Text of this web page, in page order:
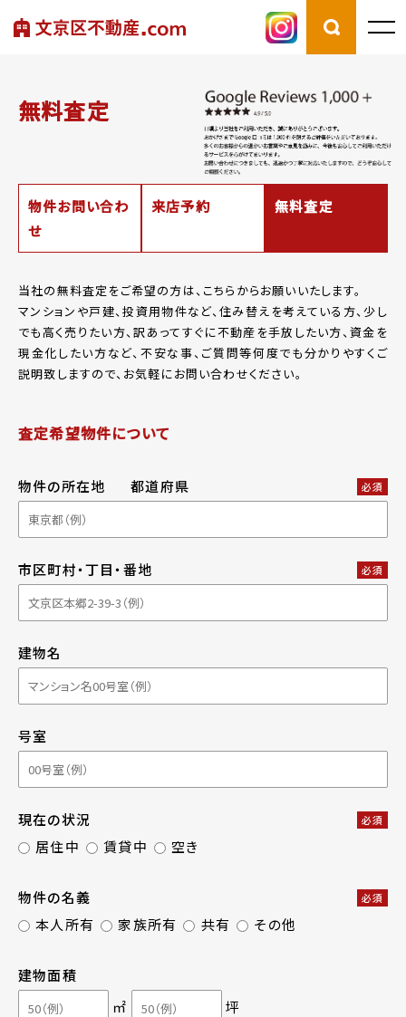
無料査定
物件お問い合わ
せ
来店予約 無料査定
当社の無料査定をご希望の方は、こちらからお願いいたします。
マンションや戸建、投資用物件など、住み替えを考えている方、少し
でも高く売りたい方、訳あってすぐに不動産を手放したい方、資金を
現金化したい方など、 不安な事、ご質問等何度でも分かりやすくご
説明致しますので、お気軽にお問い合わせください。
査定希望物件について
物件の所在地 都道府県 必須
市区町村・丁目・番地 必須
建物名
号室
現在の状況 必須
居住中 賃貸中 空き
物件の名義 必須
本人所有 家族所有 共有 その他
建物面積
㎡
坪